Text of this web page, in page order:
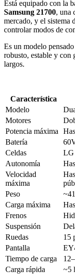
Está equipado con la
Samsung 21700, una
mercado, y el sistema
controlar modos de
Es un modelo
robusto, estable y con
largos.
Característica
Modelo
Motores
Potencia máxima
Batería
Celdas
LG
Autonomía
Velocidad
máxima
Peso
Carga máxima
Frenos
Suspensión
Ruedas
15
Pantalla
Tiempo de carga
Carga rápida
~5